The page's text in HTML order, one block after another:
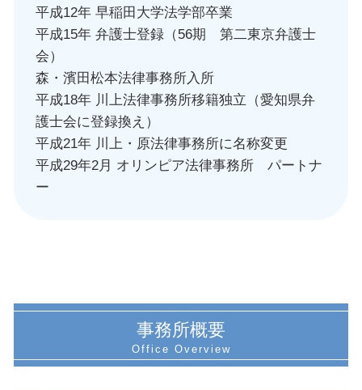
平成12年 早稲田大学法学部卒業
平成15年 弁護士登録（56期 第二東京弁護士
会）
森・濱田松本法律事務所入所
平成18年 川上法律事務所移籍独立（愛知県弁
護士会に登録換え）
平成21年 川上・原法律事務所に名称変更
平成29年2月 オリンピア法律事務所 パートナ
ー
事務所概要